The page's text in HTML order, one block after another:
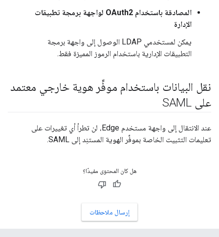
المصادقة باستخدام OAuth2 لواجهة برمجة تطبيقات
الإدارة
يمكن لمستخدمي LDAP الوصول إلى واجهة برمجة
التطبيقات الإدارية باستخدام الرموز المميزة فقط.
نقل البيانات باستخدام موفِّر هوية خارجي معتمد
على SAML
عند الانتقال إلى واجهة مستخدم Edge، لن تطرأ أي تغييرات على
تعليمات التثبيت الخاصة بموفِّر الهوية المستنِد إلى SAML.
هل كان المحتوى مفيدًا؟
إرسال ملاحظات